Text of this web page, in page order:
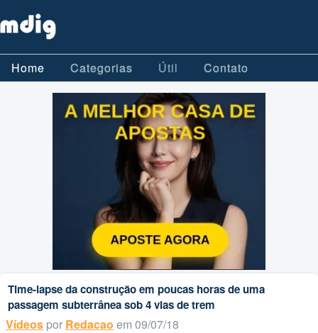
Home Categorias Útil Contato
Time-lapse da construção em poucas horas de uma
passagem subterrânea sob 4 vias de trem
Vídeos por Redacao em 09/07/18